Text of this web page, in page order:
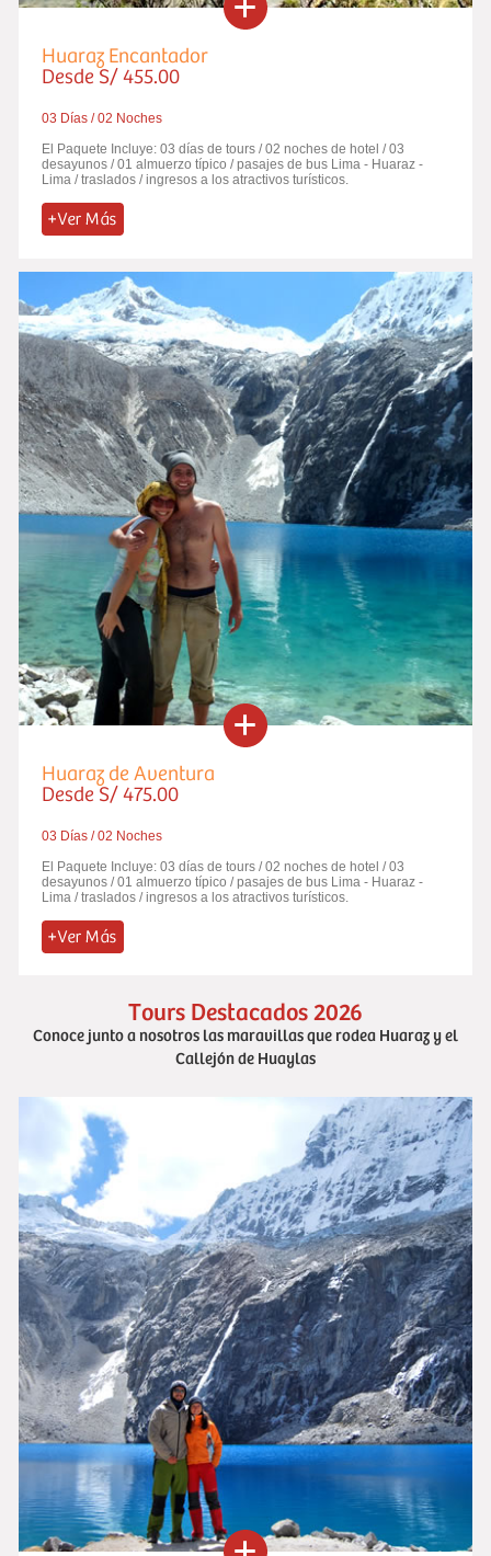
Huaraz Encantador
Desde S/ 455.00
03 Días / 02 Noches
El Paquete Incluye: 03 días de tours / 02 noches de hotel / 03
desayunos / 01 almuerzo típico / pasajes de bus Lima - Huaraz -
Lima / traslados / ingresos a los atractivos turísticos.
Huaraz de Aventura
Desde S/ 475.00
03 Días / 02 Noches
El Paquete Incluye: 03 días de tours / 02 noches de hotel / 03
desayunos / 01 almuerzo típico / pasajes de bus Lima - Huaraz -
Lima / traslados / ingresos a los atractivos turísticos.
Tours Destacados 2026
Conoce junto a nosotros las maravillas que rodea Huaraz y el
Callejón de Huaylas